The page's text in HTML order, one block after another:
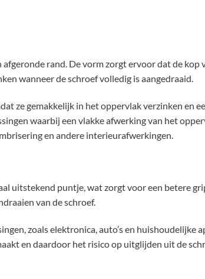
rand. De vorm zorgt ervoor dat de kop
wanneer de schroef volledig is aangedraaid.
ze gemakkelijk in het oppervlak verzinken en
waarbij een vlakke afwerking van het
en andere interieurafwerkingen.
uitstekend puntje, wat zorgt voor een betere
van de schroef.
zoals elektronica, auto’s en huishoudelijke
en daardoor het risico op uitglijden uit de